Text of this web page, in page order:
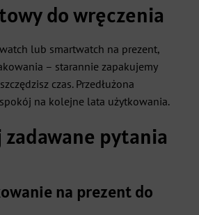
do wręczenia
lub smartwatch na prezent,
– starannie zapakujemy
czas. Przedłużona
na kolejne lata użytkowania.
zadawane pytania
na prezent do